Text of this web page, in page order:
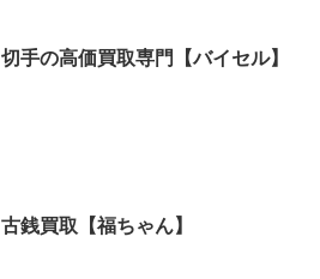
切手の高価買取専門【バイセル】
古銭買取【福ちゃん】